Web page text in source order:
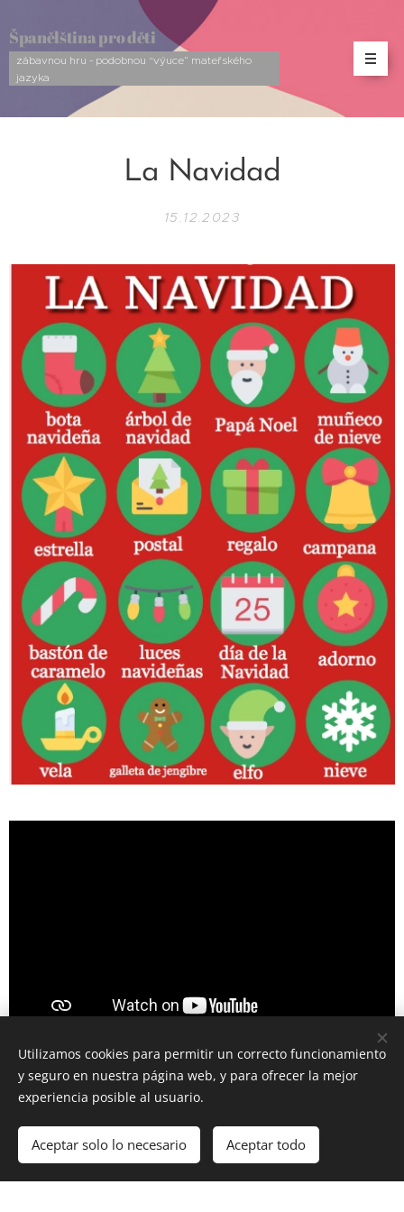
Španělština pro děti
zábavnou hru - podobnou “výuce” mateřského
jazyka
La Navidad
15.12.2023
Creado conWebnode Cookies
Utilizamos cookies para permitir un correcto funcionamiento
y seguro en nuestra página web, y para ofrecer la mejor
experiencia posible al usuario.
Aceptar solo lo necesario Aceptar todo